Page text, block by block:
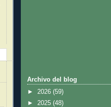
Archivo del blog
► 2026 (59)
► 2025 (48)